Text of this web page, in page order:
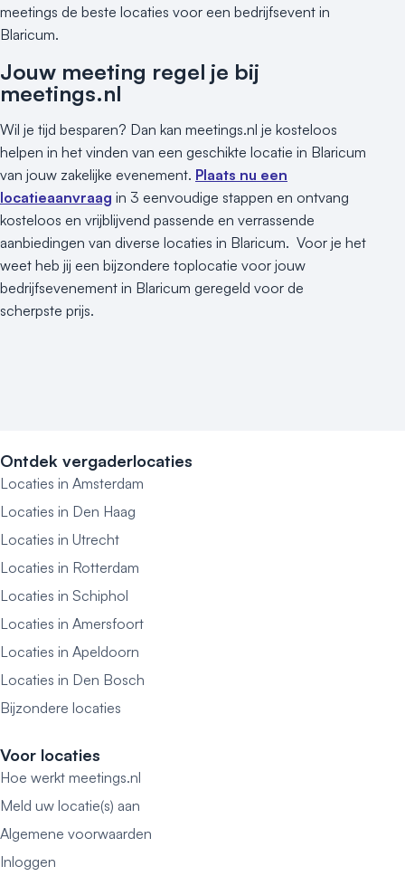
meetings de beste locaties voor een bedrijfsevent in
Blaricum.
Jouw meeting regel je bij
meetings.nl
Wil je tijd besparen? Dan kan meetings.nl je kosteloos
helpen in het vinden van een geschikte locatie in Blaricum
van jouw zakelijke evenement. Plaats nu een
locatieaanvraag in 3 eenvoudige stappen en ontvang
kosteloos en vrijblijvend passende en verrassende
aanbiedingen van diverse locaties in Blaricum. Voor je het
weet heb jij een bijzondere toplocatie voor jouw
bedrijfsevenement in Blaricum geregeld voor de
scherpste prijs.
Ontdek vergaderlocaties
Locaties in Amsterdam
Locaties in Den Haag
Locaties in Utrecht
Locaties in Rotterdam
Locaties in Schiphol
Locaties in Amersfoort
Locaties in Apeldoorn
Locaties in Den Bosch
Bijzondere locaties
Voor locaties
Hoe werkt meetings.nl
Meld uw locatie(s) aan
Algemene voorwaarden
Inloggen